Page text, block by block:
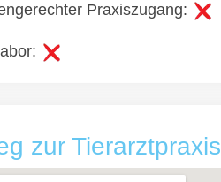
Praxiszugang:
zur Tierarztpraxis